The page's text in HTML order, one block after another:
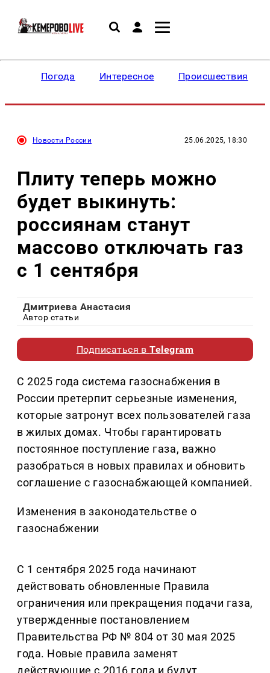
Погода Интересное Происшествия
Новости России 25.06.2025, 18:30
Плиту теперь можно
будет выкинуть:
россиянам станут
массово отключать газ
с 1 сентября
Дмитриева Анастасия
Автор статьи
Подписаться вTelegram
С 2025 года система газоснабжения в
России претерпит серьезные изменения,
которые затронут всех пользователей газа
в жилых домах. Чтобы гарантировать
постоянное поступление газа, важно
разобраться в новых правилах и обновить
соглашение с газоснабжающей компанией.
Изменения в законодательстве о
газоснабжении
С 1 сентября 2025 года начинают
действовать обновленные Правила
ограничения или прекращения подачи газа,
утвержденные постановлением
Правительства РФ № 804 от 30 мая 2025
года. Новые правила заменят
действующие с 2016 года и будут